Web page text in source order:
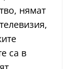
нямат
са в